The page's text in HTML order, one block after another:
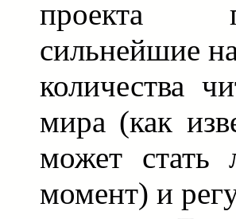
проекта
сильнейшие
количества
мира (как
может
момент) и